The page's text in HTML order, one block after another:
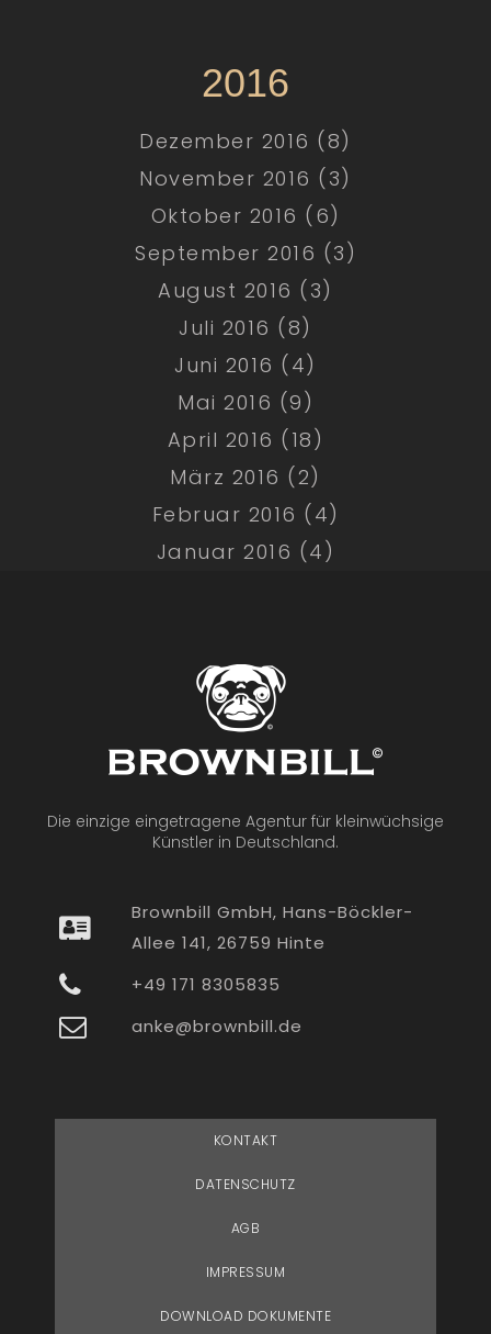
2016
Dezember 2016 (8)
November 2016 (3)
Oktober 2016 (6)
September 2016 (3)
August 2016 (3)
Juli 2016 (8)
Juni 2016 (4)
Mai 2016 (9)
April 2016 (18)
März 2016 (2)
Februar 2016 (4)
Januar 2016 (4)
Die einzige eingetragene Agentur für kleinwüchsige
Künstler in Deutschland.
Brownbill GmbH, Hans-Böckler-
Allee 141, 26759 Hinte
+49 171 8305835
anke@brownbill.de
KONTAKT
DATENSCHUTZ
AGB
IMPRESSUM
DOWNLOAD DOKUMENTE